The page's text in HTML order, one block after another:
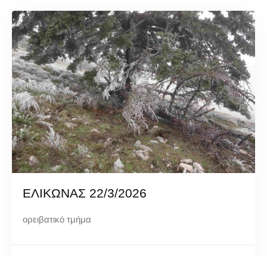
ΕΛΙΚΩΝΑΣ 22/3/2026
ορειβατικό τμήμα